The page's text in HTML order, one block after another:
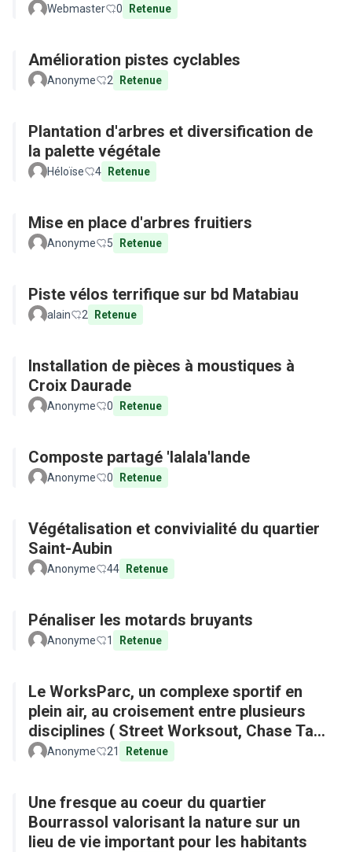
Webmaster 0 Retenue
Amélioration pistes cyclables
Anonyme 2 Retenue
Plantation d'arbres et diversification de
la palette végétale
Héloïse 4 Retenue
Mise en place d'arbres fruitiers
Anonyme 5 Retenue
Piste vélos terrifique sur bd Matabiau
alain 2 Retenue
Installation de pièces à moustiques à
Croix Daurade
Anonyme 0 Retenue
Composte partagé 'lalala'lande
Anonyme 0 Retenue
Végétalisation et convivialité du quartier
Saint-Aubin
Anonyme 44 Retenue
Pénaliser les motards bruyants
Anonyme 1 Retenue
Le WorksParc, un complexe sportif en
plein air, au croisement entre plusieurs
disciplines ( Street Worksout, Chase Tag,
Parkour)
Anonyme 21 Retenue
Une fresque au coeur du quartier
Bourrassol valorisant la nature sur un
lieu de vie important pour les habitants